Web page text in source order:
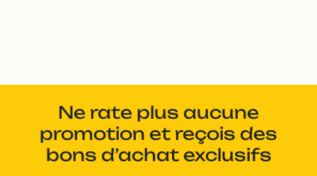
Ne rate plus aucune
promotion et reçois des
bons d’achat exclusifs